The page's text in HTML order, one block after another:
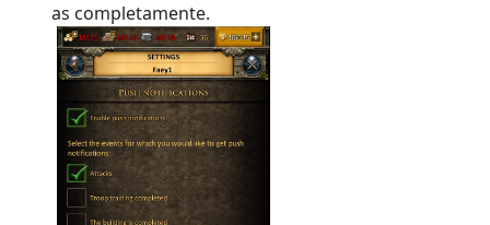
as completamente.